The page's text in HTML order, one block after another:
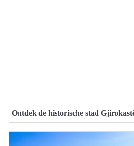
Ontdek de historische stad